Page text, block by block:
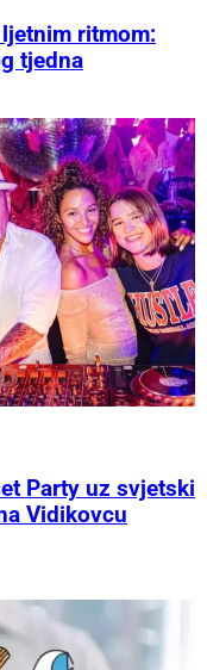
ritmom:
tjedna
Party uz svjetski
Vidikovcu